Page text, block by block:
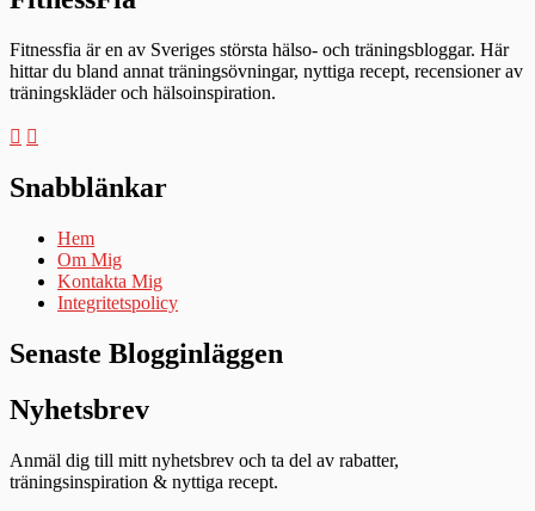
Fitnessfia är en av Sveriges största hälso- och träningsbloggar. Här
hittar du bland annat träningsövningar, nyttiga recept, recensioner av
träningskläder och hälsoinspiration.
Snabblänkar
Hem
Om Mig
Kontakta Mig
Integritetspolicy
Senaste Blogginläggen
Nyhetsbrev
Anmäl dig till mitt nyhetsbrev och ta del av rabatter,
träningsinspiration & nyttiga recept.